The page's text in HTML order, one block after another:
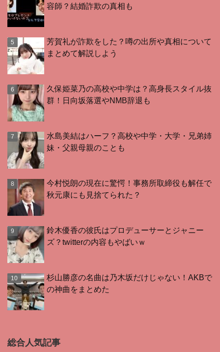
容師？結婚詐欺の真相も
芳賀礼が詐欺をした？噂の出所や真相について
まとめて解説しよう
久保姫菜乃の高校や中学は？高身長スタイル抜
群！日向坂落選やNMB辞退も
水島美結はハーフ？高校や中学・大学・兄弟姉
妹・父親母親のことも
今村悦朗の現在に驚愕！事務所取締役も解任で
秋元康にも見捨てられた？
鈴木優香の彼氏はプロデューサーとジャニー
ズ？twitterの内容もやばいｗ
杉山勝彦の名曲は乃木坂だけじゃない！AKBで
の神曲をまとめた
総合人気記事